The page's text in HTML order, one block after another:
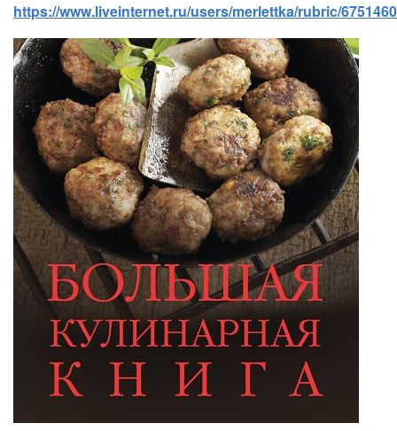
https://www.liveinternet.ru/users/merlettka/rubric/